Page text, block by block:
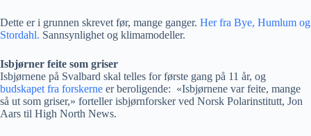
Dette er i grunnen skrevet før, mange ganger. Her fra Bye, Humlum og
Stordahl. Sannsynlighet og klimamodeller.
Isbjørner feite som griser
Isbjørnene på Svalbard skal telles for første gang på 11 år, og
budskapet fra forskerne er beroligende: «Isbjørnene var feite, mange
så ut som griser,» forteller isbjørnforsker ved Norsk Polarinstitutt, Jon
Aars til High North News.